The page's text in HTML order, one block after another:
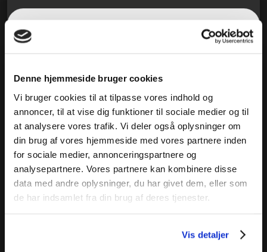
Denne hjemmeside bruger cookies
Vi bruger cookies til at tilpasse vores indhold og
annoncer, til at vise dig funktioner til sociale medier og til
at analysere vores trafik. Vi deler også oplysninger om
din brug af vores hjemmeside med vores partnere inden
for sociale medier, annonceringspartnere og
analysepartnere. Vores partnere kan kombinere disse
data med andre oplysninger, du har givet dem, eller som
de har indsamlet fra din brug af deres tjenester.
Vis detaljer